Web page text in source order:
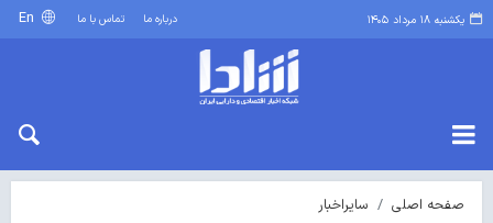
یکشنبه ۱۸ مرداد ۱۴۰۵ درباره ما تماس با ما
صفحه اصلی سایراخبار